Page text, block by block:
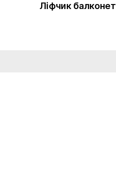
Ліфчик балконет